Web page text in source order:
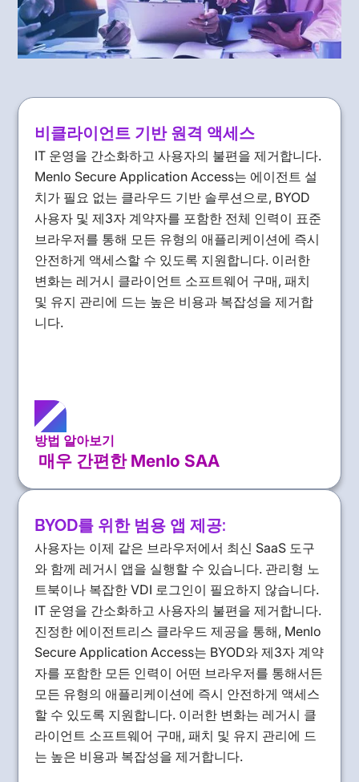
비클라이언트 기반 원격 액세스
IT 운영을 간소화하고 사용자의 불편을 제거합니다.
Menlo Secure Application Access는 에이전트 설
치가 필요 없는 클라우드 기반 솔루션으로, BYOD
사용자 및 제3자 계약자를 포함한 전체 인력이 표준
브라우저를 통해 모든 유형의 애플리케이션에 즉시
안전하게 액세스할 수 있도록 지원합니다. 이러한
변화는 레거시 클라이언트 소프트웨어 구매, 패치
및 유지 관리에 드는 높은 비용과 복잡성을 제거합
니다.
방법 알아보기
매우 간편한 Menlo SAA
BYOD를 위한 범용 앱 제공:
사용자는 이제 같은 브라우저에서 최신 SaaS 도구
와 함께 레거시 앱을 실행할 수 있습니다. 관리형 노
트북이나 복잡한 VDI 로그인이 필요하지 않습니다.
IT 운영을 간소화하고 사용자의 불편을 제거합니다.
진정한 에이전트리스 클라우드 제공을 통해, Menlo
Secure Application Access는 BYOD와 제3자 계약
자를 포함한 모든 인력이 어떤 브라우저를 통해서든
모든 유형의 애플리케이션에 즉시 안전하게 액세스
할 수 있도록 지원합니다. 이러한 변화는 레거시 클
라이언트 소프트웨어 구매, 패치 및 유지 관리에 드
는 높은 비용과 복잡성을 제거합니다.